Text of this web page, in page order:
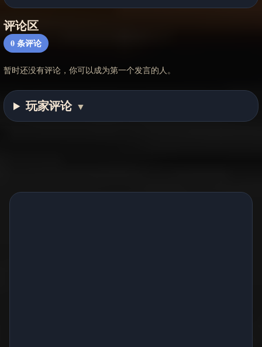
评论区
0条评论
暂时还没有评论，你可以成为第一个发言的人。
玩家评论 ▼